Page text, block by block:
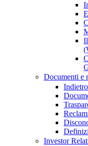
Documenti e
Indietro
Investor